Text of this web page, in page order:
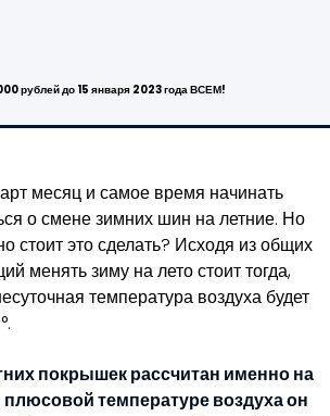
рублей до 15 января 2023 года ВСЕМ!
месяц и самое время начинать
о смене зимних шин на летние. Но
стоит это сделать? Исходя из общих
менять зиму на лето стоит тогда,
температура воздуха будет
покрышек рассчитан именно на
плюсовой температуре воздуха он